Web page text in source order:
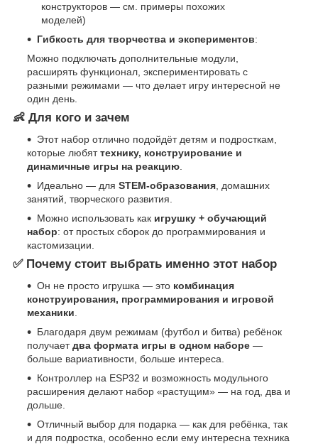
конструкторов — см. примеры похожих
моделей)
Гибкость для творчества и экспериментов:
Можно подключать дополнительные модули,
расширять функционал, экспериментировать с
разными режимами — что делает игру интересной не
один день.
👶 Для кого и зачем
Этот набор отлично подойдёт детям и подросткам,
которые любяттехнику, конструирование и
динамичные игры на реакцию
Идеально — для STEM-образования , домашних
занятий, творческого развития.
Можно использовать как игрушку + обучающий
набор: от простых сборок до программирования и
кастомизации.
✅ Почему стоит выбрать именно этот набор
Он не просто игрушка — это комбинация
конструирования, программирования и игровой
механики
Благодаря двум режимам (футбол и битва) ребёнок
получаетдва формата игры в одном наборе —
больше вариативности, больше интереса.
Контроллер на ESP32 и возможность модульного
расширения делают набор «растущим» — на год, два и
дольше.
Отличный выбор для подарка — как для ребёнка, так
и для подростка, особенно если ему интересна техника